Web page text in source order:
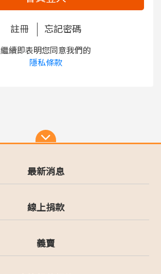
註冊 忘記密碼
繼續即表明您同意我們的
隱私條款
最新消息
線上捐款
義賣